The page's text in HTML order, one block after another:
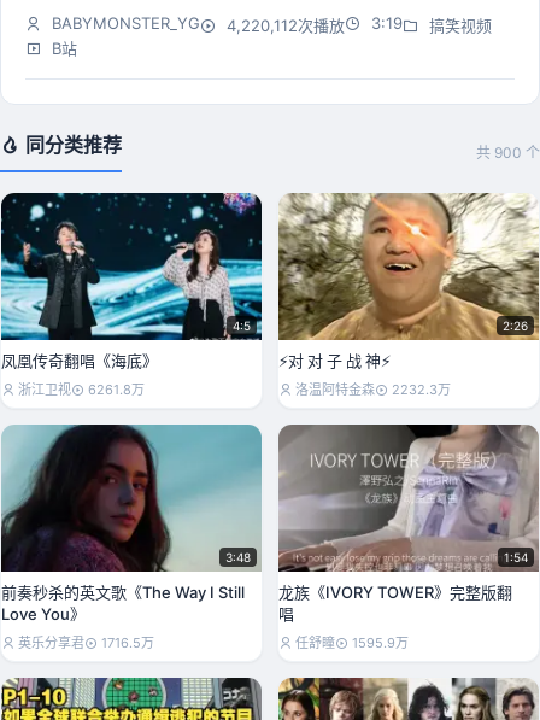
BABYMONSTER_YG 4,220,112次播放 3:19
搞笑视频
B站
同分类推荐 共 900 个
4:5
凤凰传奇翻唱《海底》
浙江卫视 6261.8万
2:26
⚡对 对 子 战 神⚡
洛温阿特金森 2232.3万
3:48
前奏秒杀的英文歌《The Way I Still
Love You》
英乐分享君 1716.5万
1:54
龙族《IVORY TOWER》完整版翻
唱
任舒瞳 1595.9万